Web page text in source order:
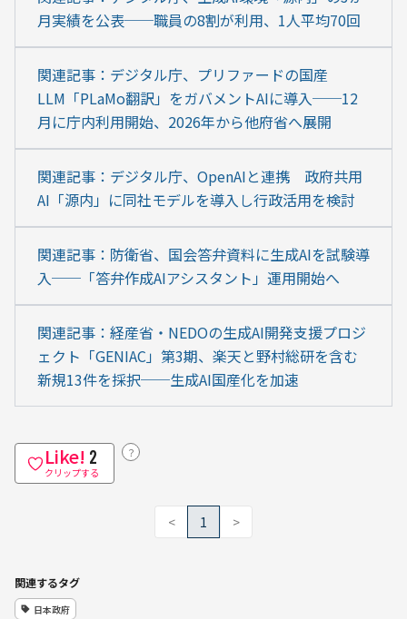
月実績を公表──職員の8割が利用、1人平均70回
関連記事：デジタル庁、プリファードの国産
LLM「PLaMo翻訳」をガバメントAIに導入──12
月に庁内利用開始、2026年から他府省へ展開
関連記事：デジタル庁、OpenAIと連携　政府共用
AI「源内」に同社モデルを導入し行政活用を検討
関連記事：防衛省、国会答弁資料に生成AIを試験導
入──「答弁作成AIアシスタント」運用開始へ
関連記事：経産省・NEDOの生成AI開発支援プロジ
ェクト「GENIAC」第3期、楽天と野村総研を含む
新規13件を採択──生成AI国産化を加速
Like! 2
クリップする
？
< 1 >
関連するタグ
日本政府